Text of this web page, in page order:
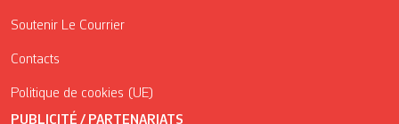
Soutenir Le Courrier
Contacts
Politique de cookies (UE)
PUBLICITÉ / PARTENARIATS